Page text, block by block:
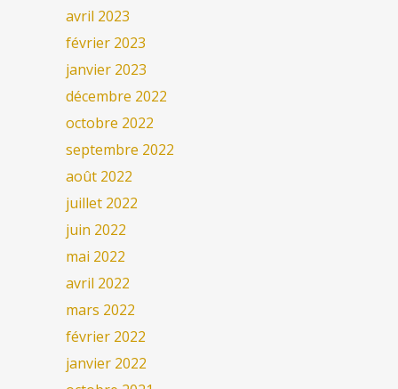
avril 2023
février 2023
janvier 2023
décembre 2022
octobre 2022
septembre 2022
août 2022
juillet 2022
juin 2022
mai 2022
avril 2022
mars 2022
février 2022
janvier 2022